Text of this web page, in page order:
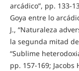
arcádico”, pp. 133-
Goya entre lo
J., “Naturaleza
la segunda mitad
“Sublime
pp. 157-169;